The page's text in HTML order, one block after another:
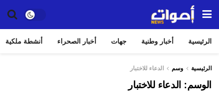
الرئيسية أخبار وطنية جهات أخبار الصحراء أنشطة ملكية
الرئيسية وسم الدعاء للاختبار
الوسم: الدعاء للاختبار